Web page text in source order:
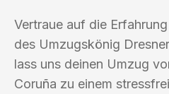
Vertraue auf die
des Umzugskönig
lass uns deinen Umzug
Coruña zu einem